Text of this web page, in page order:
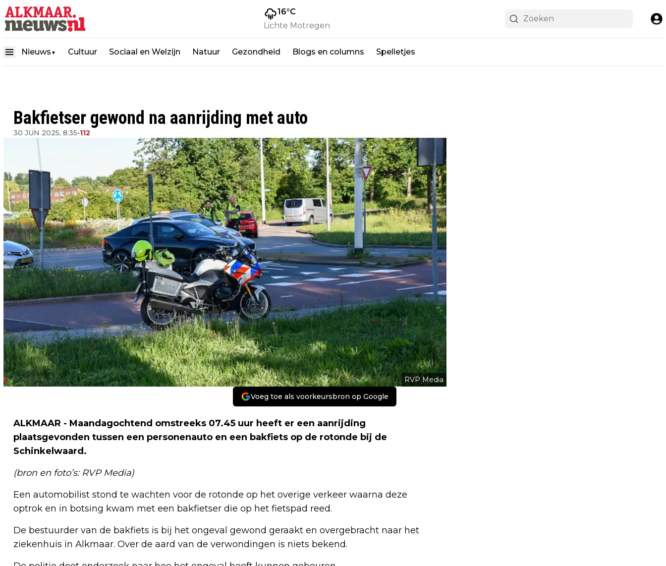
16°C
Lichte Motregen
Nieuws ▼ Cultuur Sociaal en Welzijn Natuur Gezondheid Blogs en columns Spelletjes
Bakfietser gewond na aanrijding met auto
30 JUN 2025, 8:35•112
RVP Media
Voeg toe als voorkeursbron op Google
ALKMAAR - Maandagochtend omstreeks 07.45 uur heeft er een aanrijding
plaatsgevonden tussen een personenauto en een bakfiets op de rotonde bij de
Schinkelwaard.
(bron en foto’s: RVP Media)
Een automobilist stond te wachten voor de rotonde op het overige verkeer waarna deze
optrok en in botsing kwam met een bakfietser die op het fietspad reed.
De bestuurder van de bakfiets is bij het ongeval gewond geraakt en overgebracht naar het
ziekenhuis in Alkmaar. Over de aard van de verwondingen is niets bekend.